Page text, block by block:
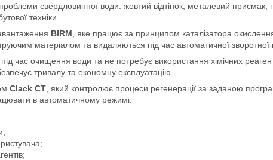
свердловинної води: жовтий відтінок, металевий присмак,
техніки.
BIRM , яке працює за принципом каталізатора
матеріалом та видаляються під час автоматичної зворотної
час очищення води та не потребує використання хімічних
тривалу та економну експлуатацію.
Clack CT , який контролює процеси регенерації за заданою
в автоматичному режимі.